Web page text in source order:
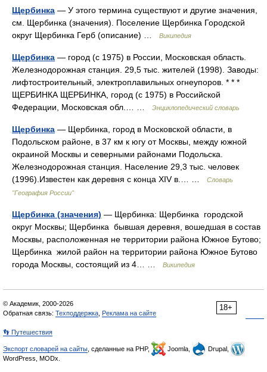
Щербинка — У этого термина существуют и другие значения,
см. Щербинка (значения). Поселение Щербинка Городской
округ Щербинка Герб (описание) …
Википедия
Щербинка — город (с 1975) в России, Московская область.
Железнодорожная станция. 29,5 тыс. жителей (1998). Заводы:
лифтостроительный, электроплавильных огнеупоров. * * *
ЩЕРБИНКА ЩЕРБИНКА, город (с 1975) в Российской
Федерации, Московская обл.… …
Энциклопедический словарь
Щербинка — Щербинка, город в Московской области, в
Подольском районе, в 37 км к югу от Москвы, между южной
окраиной Москвы и северными районами Подольска.
Железнодорожная станция. Население 29,3 тыс. человек
(1996).Известен как деревня с конца XIV в.… …
Словарь
"География России"
Щербинка (значения) — Щербинка: Щербинка городской
округ Москвы; Щербинка бывшая деревня, вошедшая в состав
Москвы, расположенная не территории района Южное Бутово;
Щербинка жилой район на территории района Южное Бутово
города Москвы, состоящий из 4… …
Википедия
18+
© Академик, 2000-2026
Обратная связь: Техподдержка Реклама на сайте
👣 Путешествия
Экспорт словарей на сайты , сделанные на PHP, Joomla,
Drupal,
WordPress, MODx.